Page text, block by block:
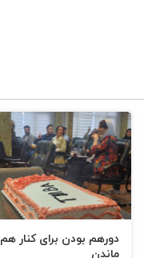
دورهم بودن برای کنار هم
ماندن